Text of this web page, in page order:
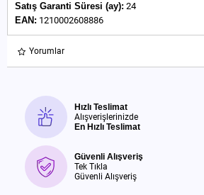
Satış Garanti Süresi (ay): 24
EAN: 1210002608886
Yorumlar
Hızlı Teslimat
Alışverişlerinizde
En Hızlı Teslimat
Güvenli Alışveriş
Tek Tıkla
Güvenli Alışveriş